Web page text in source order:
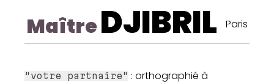
MaîtreDJIBRIL Paris
"votre partnaire" : orthographié à